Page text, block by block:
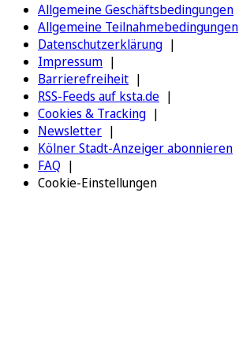
Allgemeine Geschäftsbedingungen
Allgemeine Teilnahmebedingungen
Datenschutzerklärung
Impressum
Barrierefreiheit
RSS-Feeds auf ksta.de
Cookies & Tracking
Newsletter
Kölner Stadt-Anzeiger abonnieren
FAQ
Cookie-Einstellungen